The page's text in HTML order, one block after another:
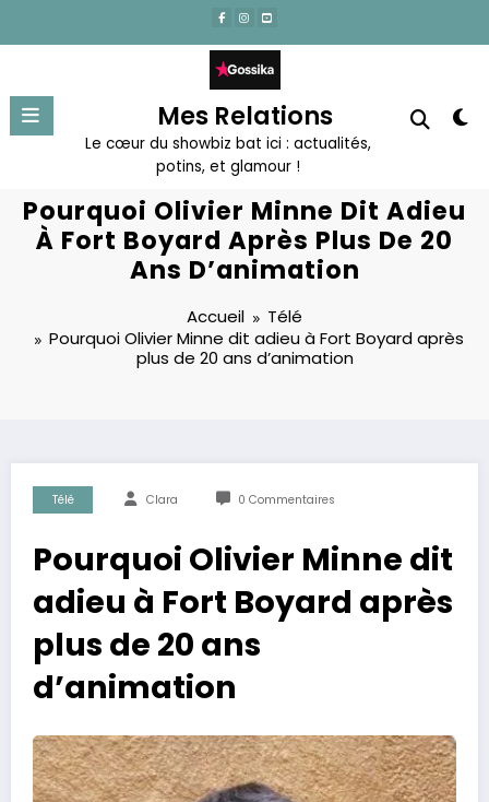
contenu
Mes Relations
Le cœur du showbiz bat ici : actualités,
potins, et glamour !
Pourquoi Olivier Minne Dit Adieu
À Fort Boyard Après Plus De 20
Ans D’animation
Accueil
Télé
Pourquoi Olivier Minne dit adieu à Fort Boyard après
plus de 20 ans d’animation
Télé Clara 0 Commentaires
Pourquoi Olivier Minne dit
adieu à Fort Boyard après
plus de 20 ans
d’animation